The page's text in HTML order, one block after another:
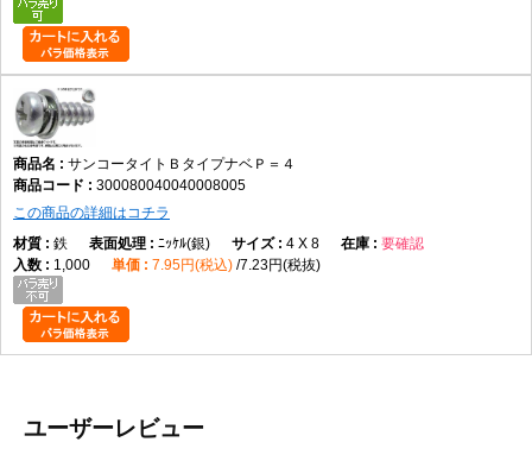
サンコータイトＢタイプナベＰ＝４
300080040040008005
この商品の詳細はコチラ
鉄
ﾆｯｹﾙ(銀) 4 X 8
要確認
1,000
7.95円(税込) 7.23円(税抜)
ユーザーレビュー